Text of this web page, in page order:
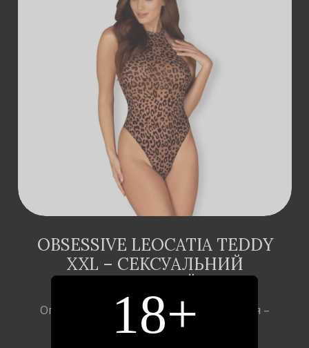
ДОДАТИ В
КОШИК
OBSESSIVE LEOCATIA TEDDY
XXL – СЕКСУАЛЬНИЙ
Опис У нас є щось, що вам сподобається –
костюм …
18+